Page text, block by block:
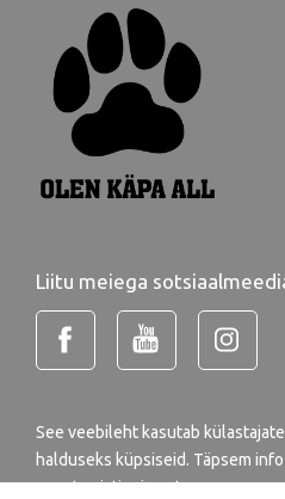
Liitu meiega
See veebileht kasutab
halduseks küpsiseid. Täpsem
annetamistingimustes.